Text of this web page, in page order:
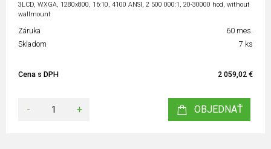
3LCD, WXGA, 1280x800, 16:10, 4100 ANSI, 2 500 000:1, 20-30000 hod, without
wallmount
Záruka
60 mes.
Skladom
7 ks
Cena s DPH 2 059,02 €
- + OBJEDNAŤ